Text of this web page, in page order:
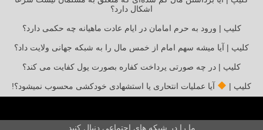
اشکال دارد؟
کلیپ | ورود به حرم امامان در ایام عادت ماهیانه چه حکمی دارد؟
کلیپ | آیا میشه سهم امام از خمس مال را به شبکه جهانی ولایت داد؟
کلیپ | در چه صورتی پرداخت کفاره بصورت پول کفایت می کند؟
کلیپ | آیا عملیات انتحاری یا استشهادی خودکشی محسوب نمیشود؟!
ما را در شبکه های اجتماعی دنبال کنید